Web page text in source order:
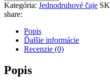
Kategória: Jednodruhové čaje
share:
Popis
Ďalšie informácie
Recenzie (0)
Popis